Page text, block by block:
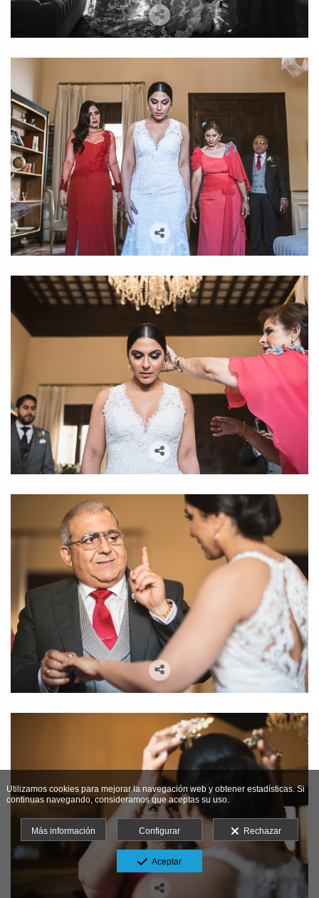
Utilizamos cookies para mejorar la navegación web y obtener estadísticas. Si
continuas navegando, consideramos que aceptas su uso.
Más información Configurar Rechazar
Aceptar